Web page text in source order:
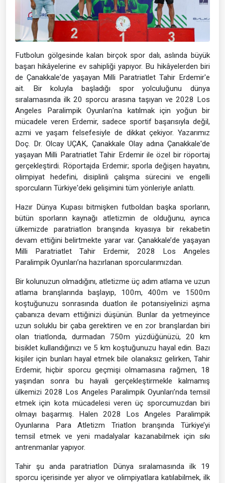
Futbolun gölgesinde kalan birçok spor dalı, aslında büyük
başarı hikâyelerine ev sahipliği yapıyor. Bu hikâyelerden biri
de Çanakkale'de yaşayan Milli Paratriatlet Tahir Erdemir'e
ait. Bir koluyla başladığı spor yolculuğunu dünya
sıralamasında ilk 20 sporcu arasına taşıyan ve 2028 Los
Angeles Paralimpik Oyunları'na katılmak için yoğun bir
mücadele veren Erdemir, sadece sportif başarısıyla değil,
azmi ve yaşam felsefesiyle de dikkat çekiyor. Yazarımız
Doç. Dr. Olcay UÇAK, Çanakkale Olay adına Çanakkale'de
yaşayan Milli Paratriatlet Tahir Erdemir ile özel bir röportaj
gerçekleştirdi. Röportajda Erdemir; sporla değişen hayatını,
olimpiyat hedefini, disiplinli çalışma sürecini ve engelli
sporcuların Türkiye'deki gelişimini tüm yönleriyle anlattı.
Hazır Dünya Kupası bitmişken futboldan başka sporların,
bütün sporların kaynağı atletizmin de olduğunu, ayrıca
ülkemizde paratriatlon branşında kıyasıya bir rekabetin
devam ettiğini belirtmekte yarar var. Çanakkale’de yaşayan
Milli Paratriatlet Tahir Erdemir, 2028 Los Angeles
Paralimpik Oyunları’na hazırlanan sporcularımızdan.
Bir kolunuzun olmadığını, atletizme üç adım atlama ve uzun
atlama branşlarında başlayıp, 100m, 400m ve 1500m
koştuğunuzu sonrasında duatlon ile potansiyelinizi aşma
çabanıza devam ettiğinizi düşünün. Bunlar da yetmeyince
uzun soluklu bir çaba gerektiren ve en zor branşlardan biri
olan triatlonda, durmadan 750m yüzdüğünüzü, 20 km
bisiklet kullandığınızı ve 5 km koştuğunuzu hayal edin. Bazı
kişiler için bunları hayal etmek bile olanaksız gelirken, Tahir
Erdemir, hiçbir sporcu geçmişi olmamasına rağmen, 18
yaşından sonra bu hayali gerçekleştirmekle kalmamış
ülkemizi 2028 Los Angeles Paralimpik Oyunları’nda temsil
etmek için kota mücadelesi veren üç sporcumuzdan biri
olmayı başarmış. Halen 2028 Los Angeles Paralimpik
Oyunlarına Para Atletizm Triatlon branşında Türkiye’yi
temsil etmek ve yeni madalyalar kazanabilmek için sıkı
antrenmanlar yapıyor.
Tahir şu anda paratriatlon Dünya sıralamasında ilk 19
sporcu içerisinde yer alıyor ve olimpiyatlara katılabilmek, ilk